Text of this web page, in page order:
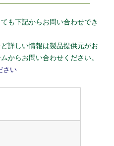
も下記からお問い合わせでき
詳しい情報は製品提供元がお
からお問い合わせください。
さい